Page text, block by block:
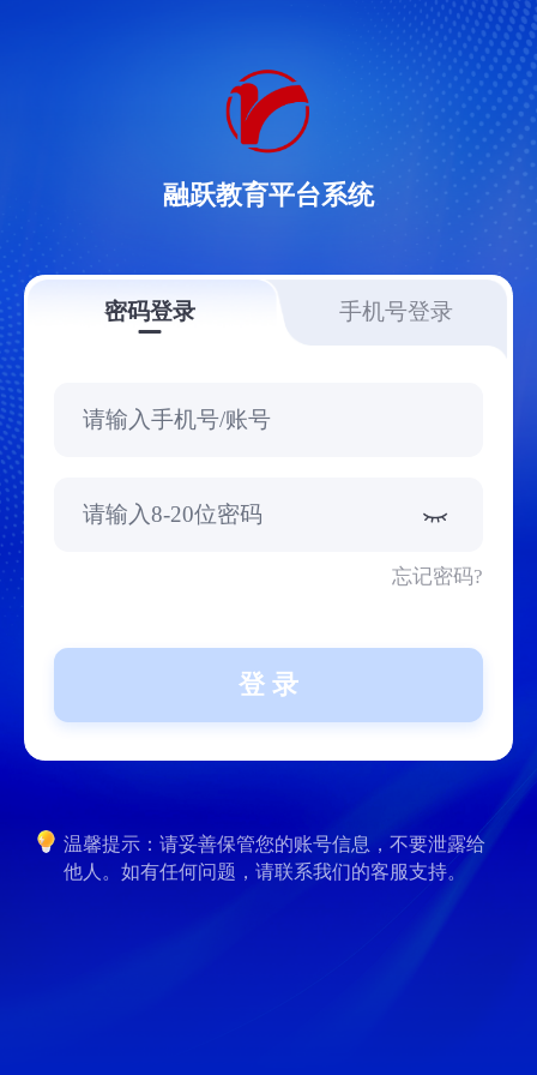
融跃教育平台系统
密码登录 手机号登录
请输入手机号/账号
请输入8-20位密码
忘记密码?
登 录
温馨提示：请妥善保管您的账号信息，不要泄露给
他人。如有任何问题，请联系我们的客服支持。